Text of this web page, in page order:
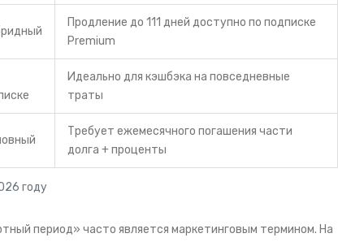
году
Продление до 111 дней доступно по подписке
Premium
Идеально для кэшбэка на повседневные
траты
Требует ежемесячного погашения части
долга + проценты
период» часто является маркетинговым термином. На